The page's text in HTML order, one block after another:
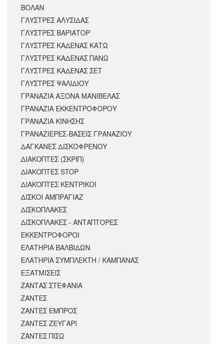
ΒΟΛΑΝ
ΓΛΥΣΤΡΕΣ ΑΛΥΣΙΔΑΣ
ΓΛΥΣΤΡΕΣ ΒΑΡΙΑΤΟΡ
ΓΛΥΣΤΡΕΣ ΚΑΔΕΝΑΣ ΚΑΤΩ
ΓΛΥΣΤΡΕΣ ΚΑΔΕΝΑΣ ΠΑΝΩ
ΓΛΥΣΤΡΕΣ ΚΑΔΕΝΑΣ ΣΕΤ
ΓΛΥΣΤΡΕΣ ΨΑΛΙΔΙΟΥ
ΓΡΑΝΑΖΙΑ ΑΞΟΝΑ ΜΑΝΙΒΕΛΑΣ
ΓΡΑΝΑΖΙΑ ΕΚΚΕΝΤΡΟΦΟΡΟΥ
ΓΡΑΝΑΖΙΑ ΚΙΝΗΣΗΣ
ΓΡΑΝΑΖΙΕΡΕΣ-ΒΑΣΕΙΣ ΓΡΑΝΑΖΙΟΥ
ΔΑΓΚΑΝΕΣ ΔΙΣΚΟΦΡΕΝΟΥ
ΔΙΑΚΟΠΤΕΣ (ΣΚΡΙΠ)
ΔΙΑΚΟΠΤΕΣ STOP
ΔΙΑΚΟΠΤΕΣ ΚΕΝΤΡΙΚΟΙ
ΔΙΣΚΟΙ ΑΜΠΡΑΓΙΑΖ
ΔΙΣΚΟΠΛΑΚΕΣ
ΔΙΣΚΟΠΛΑΚΕΣ - ΑΝΤΑΠΤΟΡΕΣ
ΕΚΚΕΝΤΡΟΦΟΡΟΙ
ΕΛΑΤΗΡΙΑ ΒΑΛΒΙΔΩΝ
ΕΛΑΤΗΡΙΑ ΣΥΜΠΛΕΚΤΗ / ΚΑΜΠΑΝΑΣ
ΕΞΑΤΜΙΣΕΙΣ
ΖΑΝΤΑΣ ΣΤΕΦΑΝΙΑ
ΖΑΝΤΕΣ
ΖΑΝΤΕΣ ΕΜΠΡΟΣ
ΖΑΝΤΕΣ ΖΕΥΓΑΡΙ
ΖΑΝΤΕΣ ΠΙΣΩ